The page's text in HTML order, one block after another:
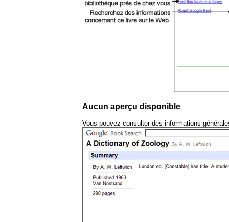
Aucun aperçu disponible
Vous pouvez consulter des informations